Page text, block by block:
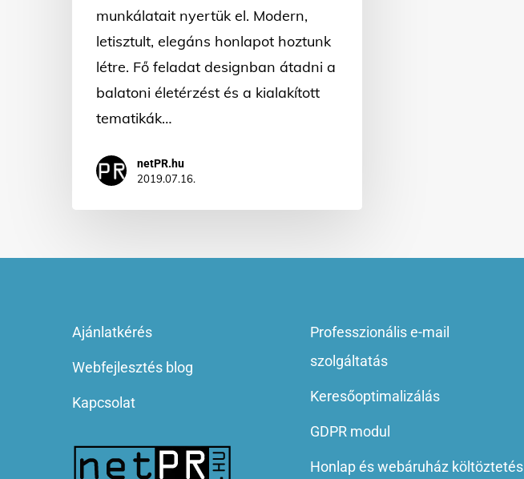
munkálatait nyertük el. Modern,
letisztult, elegáns honlapot hoztunk
létre. Fő feladat designban átadni a
balatoni életérzést és a kialakított
tematikák…
netPR.hu
2019.07.16.
Ajánlatkérés
Webfejlesztés blog
Kapcsolat
Professzionális e-mail
szolgáltatás
Keresőoptimalizálás
GDPR modul
Honlap és webáruház költöztetés